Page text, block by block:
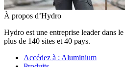
À propos d’Hydro
Hydro est une entreprise leader dans
plus de 140 sites et 40 pays.
Accédez à : Aluminium